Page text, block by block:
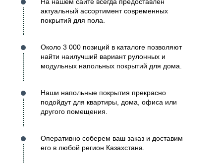
На нашем сайте всегда предоставлен
актуальный ассортимент современных
покрытий для пола.
Около 3 000 позиций в каталоге позволяют
найти наилучший вариант рулонных и
модульных напольных покрытий для дома.
Наши напольные покрытия прекрасно
подойдут для квартиры, дома, офиса или
другого помещения.
Оперативно соберем ваш заказ и доставим
его в любой регион Казахстана.